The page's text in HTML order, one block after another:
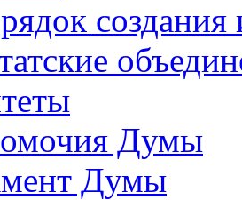
создания
Думы
Думы